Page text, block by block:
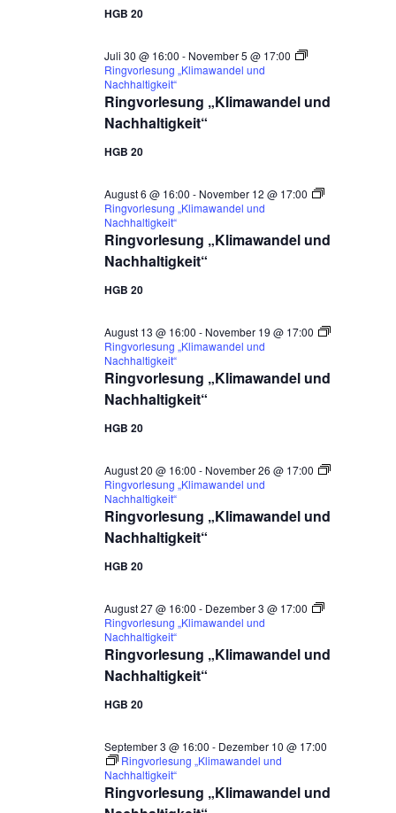
HGB 20
Ringvorlesung „Klimawandel und
Nachhaltigkeit“
Juli 30 @ 16:00 - November 5 @ 17:00
Ringvorlesung „Klimawandel und
Nachhaltigkeit“
HGB 20
Ringvorlesung „Klimawandel und
Nachhaltigkeit“
August 6 @ 16:00 - November 12 @ 17:00
Ringvorlesung „Klimawandel und
Nachhaltigkeit“
HGB 20
Ringvorlesung „Klimawandel und
Nachhaltigkeit“
August 13 @ 16:00 - November 19 @ 17:00
Ringvorlesung „Klimawandel und
Nachhaltigkeit“
HGB 20
Ringvorlesung „Klimawandel und
Nachhaltigkeit“
August 20 @ 16:00 - November 26 @ 17:00
Ringvorlesung „Klimawandel und
Nachhaltigkeit“
HGB 20
Ringvorlesung „Klimawandel und
Nachhaltigkeit“
August 27 @ 16:00 - Dezember 3 @ 17:00
Ringvorlesung „Klimawandel und
Nachhaltigkeit“
HGB 20
Ringvorlesung „Klimawandel und
September 3 @ 16:00 - Dezember 10 @ 17:00
Ringvorlesung „Klimawandel und
Nachhaltigkeit“